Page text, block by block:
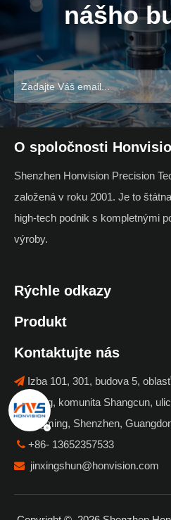
nášho
O spoločnosti
Shenzhen Honvision Precision
založená v roku 2001. Je to
high-tech podnik s kompletnými
výroby.
Rýchle odkazy
Produkt
Kontaktujte nás
 Izba 101, 301, budova 5,
Liantang, komunita Shangcun,
Guangming, Shenzhen,
 +86- 13652357533
 jinxingshun@honvision.com